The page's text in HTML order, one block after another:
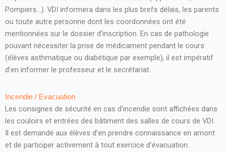
Pompiers…). VDI informera dans les plus brefs délais, les parents
ou toute autre personne dont les coordonnées ont été
mentionnées sur le dossier d’inscription. En cas de pathologie
pouvant nécessiter la prise de médicament pendant le cours
(élèves asthmatique ou diabétique par exemple), il est impératif
d’en informer le professeur et le secrétariat.
Incendie / Evacuation
Les consignes de sécurité en cas d’incendie sont affichées dans
les couloirs et entrées des bâtiment des salles de cours de VDI.
Il est demandé aux élèves d’en prendre connaissance en amont
et de participer activement à tout exercice d’évacuation.